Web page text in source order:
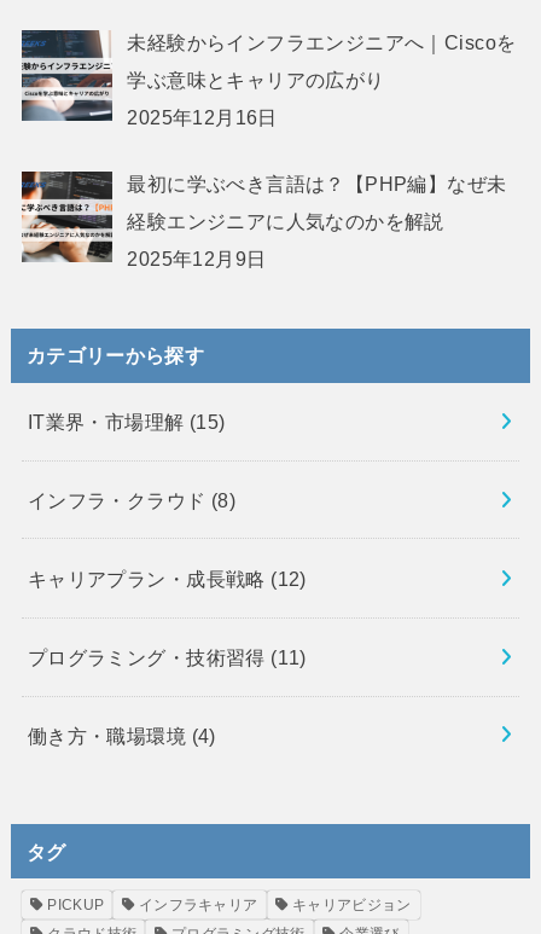
未経験からインフラエンジニアへ｜Ciscoを
学ぶ意味とキャリアの広がり
2025年12月16日
最初に学ぶべき言語は？【PHP編】なぜ未
経験エンジニアに人気なのかを解説
2025年12月9日
カテゴリーから探す
IT業界・市場理解 (15)
インフラ・クラウド (8)
キャリアプラン・成長戦略 (12)
プログラミング・技術習得 (11)
働き方・職場環境 (4)
タグ
PICKUP インフラキャリア
キャリアビジョン